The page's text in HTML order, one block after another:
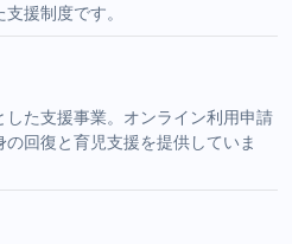
援制度です。
た支援事業。オンライン利用申請
回復と育児支援を提供していま